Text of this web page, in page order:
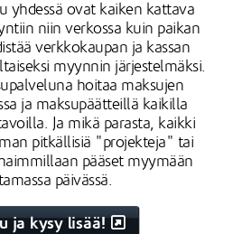
ja kysy lisää!
yhdessä ovat kaiken kattava
niin verkossa kuin paikan
verkkokaupan ja kassan
myynnin järjestelmäksi.
hoitaa maksujen
ja maksupäätteillä kaikilla
Ja mikä parasta, kaikki
pitkällisiä "projekteja" tai
pääset myymään
päivässä.